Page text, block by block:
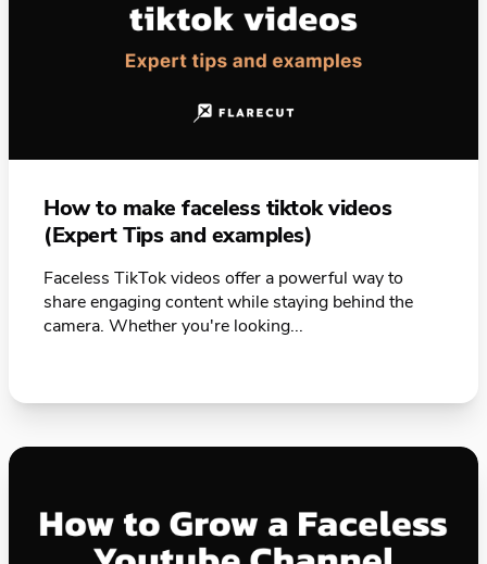
How to make faceless tiktok videos
(Expert Tips and examples)
Faceless TikTok videos offer a powerful way to
share engaging content while staying behind the
camera. Whether you're looking...